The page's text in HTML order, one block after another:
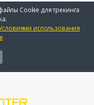
Cookie для трекинга
использования